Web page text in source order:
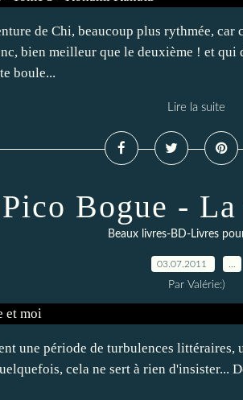
de Chi, beaucoup plus rythmée, car
bien meilleur que le deuxième ! et
boule...
Lire la suite
Pico Bogue -
Beaux livres-BD-Livres
03.07.2011
Par Valérie:)
une période de turbulences littéraires,
cela ne sert à rien d'insister...